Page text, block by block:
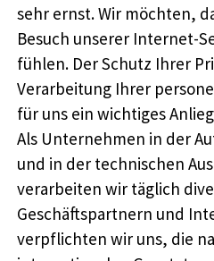
sehr ernst. Wir möchten,
Besuch unserer Internet-
fühlen. Der Schutz Ihrer
Verarbeitung Ihrer
für uns ein wichtiges
Als Unternehmen in der
und in der technischen
verarbeiten wir täglich
Geschäftspartnern und
verpflichten wir uns, die